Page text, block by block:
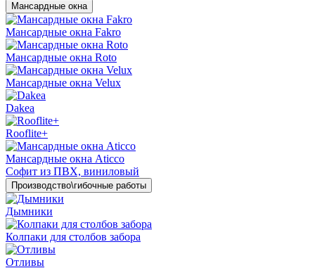
Мансардные окна
Мансардные окна Fakro
Мансардные окна Roto
Мансардные окна Velux
Dakea
Rooflite+
Мансардные окна Aticco
Софит из ПВХ, виниловый
Производство\гибочные работы
Дымники
Колпаки для столбов забора
Отливы